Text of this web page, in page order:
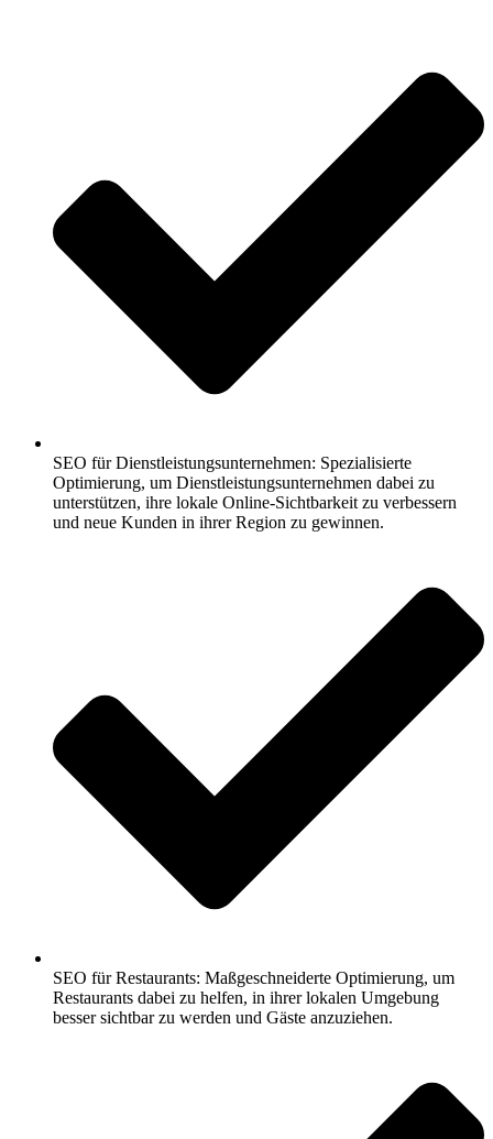
SEO für Dienstleistungsunternehmen: Spezialisierte
Optimierung, um Dienstleistungsunternehmen dabei zu
unterstützen, ihre lokale Online-Sichtbarkeit zu verbessern
und neue Kunden in ihrer Region zu gewinnen.
SEO für Restaurants: Maßgeschneiderte Optimierung, um
Restaurants dabei zu helfen, in ihrer lokalen Umgebung
besser sichtbar zu werden und Gäste anzuziehen.